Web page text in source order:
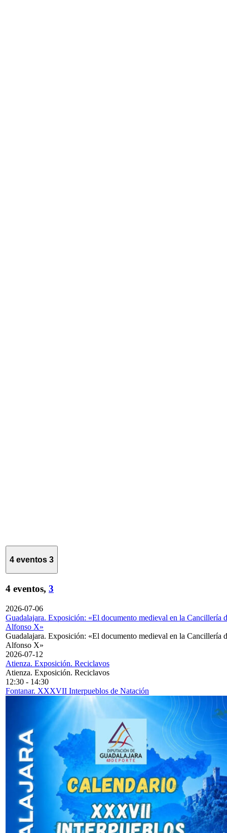
4 eventos 3
4 eventos, 3
2026-07-06
Guadalajara. Exposición: «El documento medieval en la Cancillería
Alfonso X»
Guadalajara. Exposición: «El documento medieval en la Cancillería
Alfonso X»
2026-07-12
Atienza. Exposición. Reciclavos
Atienza. Exposición. Reciclavos
12:30 - 14:30
Fontanar. XXXVII Interpueblos de Natación